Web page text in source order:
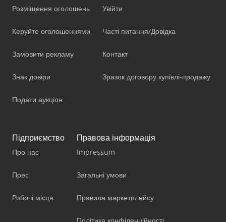
Розміщення оголошень
Керуйте оголошеннями
Замовити рекламу
Знак довіри
Подати аукціон
Увійти
Часті питання/Довідка
Контакт
Зразок договору купівлі-продажу
Підприємство
Про нас
Прес
Робочі місця
Правова інформація
Impressum
Загальні умови
Правила маркетплейсу